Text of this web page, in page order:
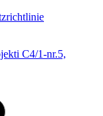
C4/1-nr.5,